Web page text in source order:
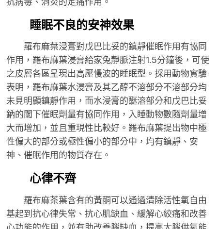
睡眠不良的安神效果
羅布麻葉浸膏對戊巴比妥的鎮靜催眠作用有協同
作用，羅布麻葉浸膏給家兔靜脈注射1.5分鐘後，可使
之皮層各區呈現出高壓慢波的睡眠型。採用動物實驗
表明，羅布麻葉水浸膏及其乙醇不溶部分不溶部分均
未見明顯鎮靜作用，而水浸膏的醚溶部分和戊巴比妥
鈉的閾下催眠劑量有協同作用，入睡動物數隨劑量增
大而增加，並且重現性比較好。羅布麻葉提出物中極
性偏大的部分或極性偏小的部分中，均有鎮靜、安
神、催眠作用的物質存在。
心律不齊
羅布麻茶葉含有的黃酮可以通過清除活性氧自由
基起到抗心律失常、抗心肌缺血、緩解心絞痛和改善